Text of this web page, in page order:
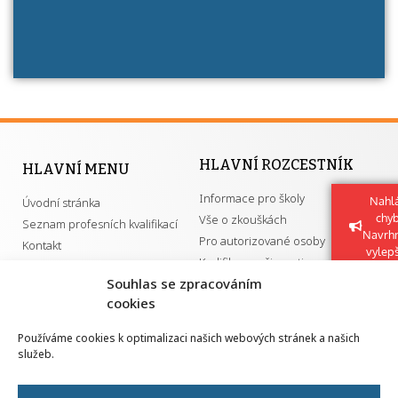
Souhlas se zpracováním
cookies
Používáme cookies k optimalizaci našich webových stránek a našich
služeb.
HLAVNÍ MENU
Úvodní stránka
Seznam profesních kvalifikací
Kontakt
HLAVNÍ ROZCESTNÍK
Informace pro školy
Vše o zkouškách
Pro autorizované osoby
Kvalifikace a živnosti
GDPR
Národní pedagogický institut ČR